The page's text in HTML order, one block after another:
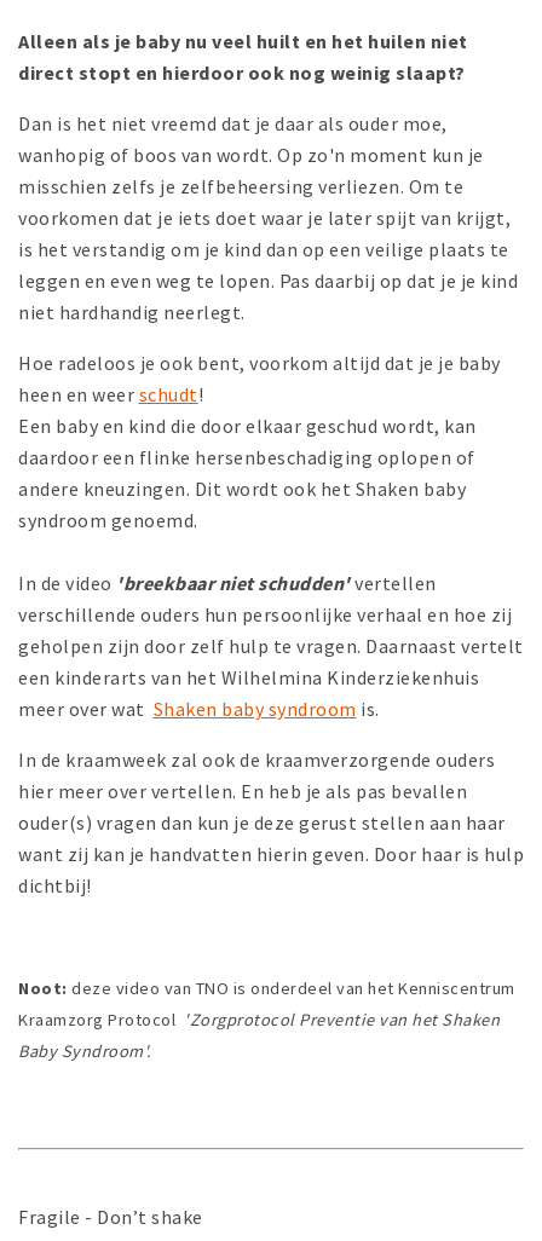
Alleen als je baby nu veel huilt en het huilen niet
direct stopt en hierdoor ook nog weinig slaapt?
Dan is het niet vreemd dat je daar als ouder moe,
wanhopig of boos van wordt. Op zo'n moment kun je
misschien zelfs je zelfbeheersing verliezen. Om te
voorkomen dat je iets doet waar je later spijt van krijgt,
is het verstandig om je kind dan op een veilige plaats te
leggen en even weg te lopen. Pas daarbij op dat je je kind
niet hardhandig neerlegt.
Hoe radeloos je ook bent, voorkom altijd dat je je baby
heen en weer schudt!
Een baby en kind die door elkaar geschud wordt, kan
daardoor een flinke hersenbeschadiging oplopen of
andere kneuzingen. Dit wordt ook het Shaken baby
syndroom genoemd.
In de video 'breekbaar niet schudden'vertellen
verschillende ouders hun persoonlijke verhaal en hoe zij
geholpen zijn door zelf hulp te vragen. Daarnaast vertelt
een kinderarts van het Wilhelmina Kinderziekenhuis
meer over wat Shaken baby syndroom is.
In de kraamweek zal ook de kraamverzorgende ouders
hier meer over vertellen. En heb je als pas bevallen
ouder(s) vragen dan kun je deze gerust stellen aan haar
want zij kan je handvatten hierin geven. Door haar is hulp
dichtbij!
Noot: deze video van TNO is onderdeel van het Kenniscentrum
Kraamzorg Protocol 'Zorgprotocol Preventie van het Shaken
Baby Syndroom'.
Fragile - Don’t shake